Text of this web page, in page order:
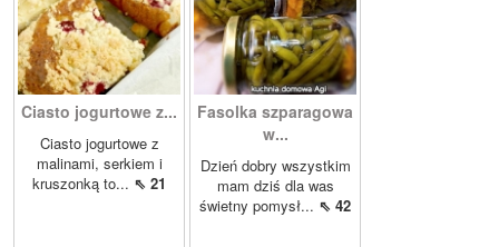
Ciasto jogurtowe z...
Ciasto jogurtowe z
malinami, serkiem i
kruszonką to... ⇖ 21
Fasolka szparagowa
w...
Dzień dobry wszystkim
mam dziś dla was
świetny pomysł... ⇖ 42